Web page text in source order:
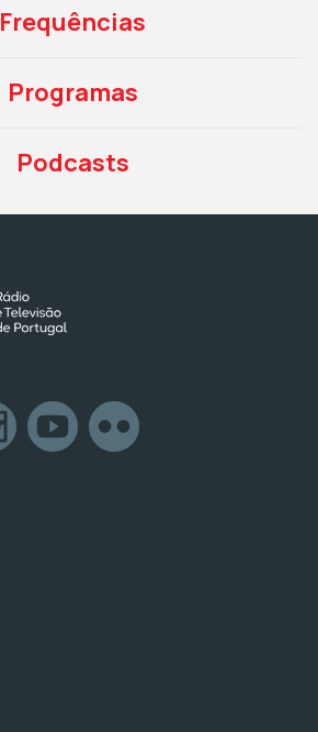
Frequências
Programas
Podcasts